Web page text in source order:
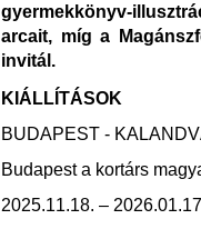
gyermekkönyv-
arcait, míg a
invitál.
KIÁLLÍTÁSOK
BUDAPEST -
Budapest a kortárs
2025.11.18. –